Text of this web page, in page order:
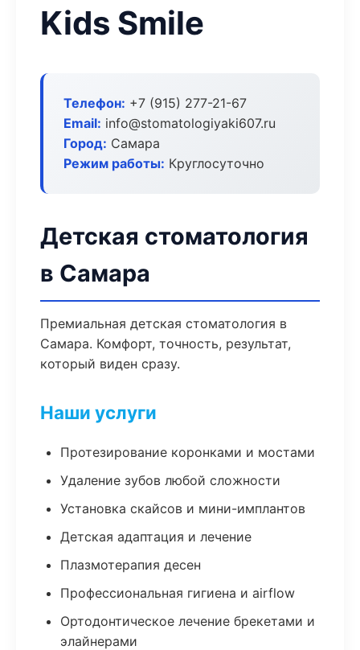
Kids Smile
Телефон: +7 (915) 277-21-67
Email: info@stomatologiyaki607.ru
Город: Самара
Режим работы: Круглосуточно
Детская стоматология
в Самара
Премиальная детская стоматология в
Самара. Комфорт, точность, результат,
который виден сразу.
Наши услуги
Протезирование коронками и мостами
Удаление зубов любой сложности
Установка скайсов и мини-имплантов
Детская адаптация и лечение
Плазмотерапия десен
Профессиональная гигиена и airflow
Ортодонтическое лечение брекетами и
элайнерами